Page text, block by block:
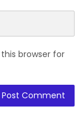
browser for